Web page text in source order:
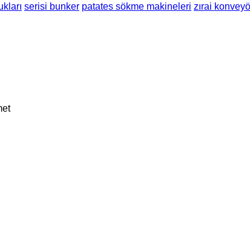
serisi bunker patates sökme makineleri zırai